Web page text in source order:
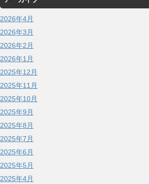
2026年4月
2026年3月
2026年2月
2026年1月
2025年12月
2025年11月
2025年10月
2025年9月
2025年8月
2025年7月
2025年6月
2025年5月
2025年4月